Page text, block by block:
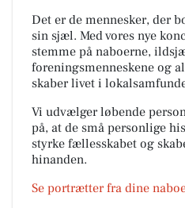
Det er de mennesker, der
sin sjæl. Med vores nye
stemme på naboerne,
foreningsmenneskene og
skaber livet i
Vi udvælger løbende
på, at de små personlige
styrke fællesskabet og
hinanden.
Se portrætter fra dine